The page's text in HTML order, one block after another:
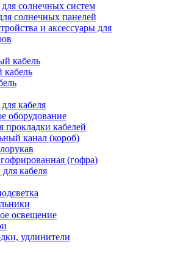
солнечных систем
солнечных панелей
и аксессуары для
кабель
кабеля
оборудование
прокладки кабелей
канал (короб)
(гофра)
кабеля
освещение
удлинители